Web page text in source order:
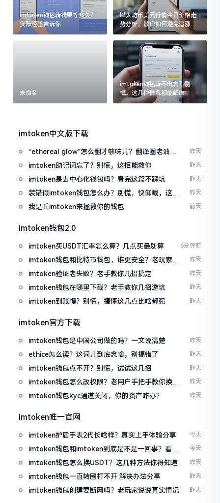
imtoken钱包转钱要等多久？
实际经验告诉你
以太坊币美元行情今日价格走
势分析，散户如何避免追涨杀
跌被套牢
未命名
imtoken钱包转不出去？别
慌，这几种情况都能解决
imtoken中文版下载
“ethereal glow”怎么翻才够味儿？翻译圈老油条
的私房话
昨天
imtoken助记词忘了？别慌，这招能救你 昨天
imtoken是去中心化钱包吗？看完这篇不踩坑 昨天
装错假imtoken钱包怎么办？别慌，快卸载，这几
招能救急
昨天
我是丘imtoken来拯救你的钱包 前天
imtoken钱包2.0
imtoken买USDT汇率怎么算？几点买最划算 6分钟前
imtoken钱包和比特币钱包，谁更安全？老玩家来
聊聊
昨天
imtoken验证老失败？老手教你几招搞定 昨天
imtoken钱包在哪里下载？老手教你几招避坑 昨天
imtoken到账慢？别慌，搞懂这几点比啥都强 昨天
imtoken官方下载
imtoken钱包是中国公司做的吗？一文说清楚 昨天
ethice怎么读？这词儿到底念啥，别搞错了 昨天
imtoken钱包点不开？别慌，试试这几招 昨天
imtoken钱包怎么改权限？老用户手把手教你换主
人
昨天
imtoken钱包kyc通道关闭，你的资产咋办？ 昨天
imtoken唯一官网
imtoken护盾手表2代长啥样？真实上手体验分享 今天
imtoken钱包和imtoken到底是不是一回事？看完
就懂了
今天
imtoken钱包怎么换USDT？这几种方法你得知道 昨天
imtoken钱包一直转圈打不开 解决办法分享 昨天
imtoken钱包创建要断网吗？老玩家说说真实情况 昨天